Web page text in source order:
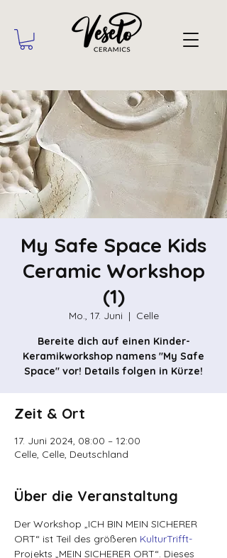
My Safe Space Kids
Ceramic Workshop
(1)
Mo., 17. Juni
  |
Celle
Bereite dich auf einen Kinder-
Keramikworkshop namens "My Safe
Space" vor! Details folgen in Kürze!
Zeit & Ort
17. Juni 2024, 08:00 – 12:00
Celle, Celle, Deutschland
Über die Veranstaltung
Der Workshop „ICH BIN MEIN SICHERER
ORT“ ist Teil des größeren KulturTrifft-
Projekts „MEIN SICHERER ORT“. Dieses